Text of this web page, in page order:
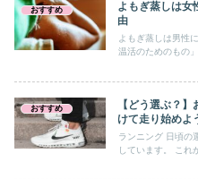
おすすめ
よもぎ蒸しは女
由
よもぎ蒸しは男性
温活のためのもの
おすすめ
【どう選ぶ？
けて走り始めよ
ランニング 日頃の
しています。 これ